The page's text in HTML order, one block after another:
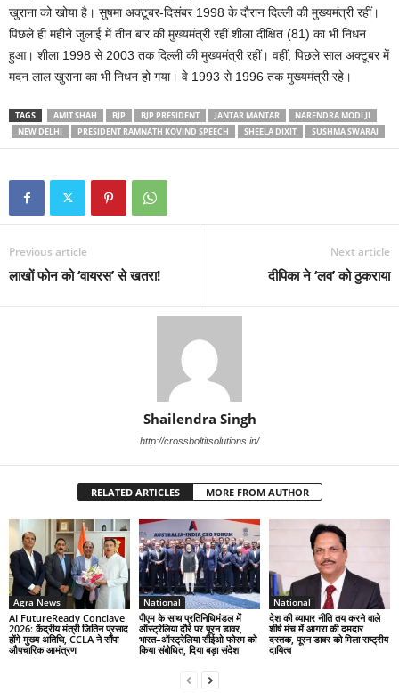
खुराना को खोया है। सुषमा अक्टूबर-दिसंबर 1998 के दौरान दिल्ली की मुख्यमंत्री रहीं।
पिछले ही महीने जुलाई में तीन बार की मुख्यमंत्री रहीं शीला दीक्षित (81) का भी निधन
हुआ। शीला 1998 से 2003 तक दिल्ली की मुख्यमंत्री रहीं। वहीं, पिछले साल अक्टूबर में
मदन लाल खुराना का भी निधन हो गया। वे 1993 से 1996 तक मुख्यमंत्री रहे।
TAGS AMIT SHAH BJP BJP PRESIDENT JANTAR MANTAR
NARENDRA MODI JI
NEW DELHI
PRESIDENT RAMNATH KOVIND SPEECH SHEELA DIXIT SUSHMA SWARAJ
Previous article
लाखों फोन को ‘वायरस’ से खतरा!
Next article
दीपिका ने ‘लव’ को ठुकराया
Shailendra Singh
http://crossboltitsolutions.in/
RELATED ARTICLES MORE FROM AUTHOR
Agra News
AI FutureReady Conclave
2026: केंद्रीय मंत्री जितिन प्रसाद
होंगे मुख्य अतिथि, CCLA ने सौंपा
औपचारिक आमंत्रण
National
पीएम के साथ प्रतिनिधिमंडल में
ऑस्ट्रेलिया दौरे पर पूरन डावर,
भारत–ऑस्ट्रेलिया सीईओ फोरम को
किया संबोधित, दिया बड़ा संदेश
National
देश की व्यापार नीति तय करने वाले
शीर्ष मंच में आगरा की दमदार
दस्तक, पूरन डावर को मिला राष्ट्रीय
दायित्व